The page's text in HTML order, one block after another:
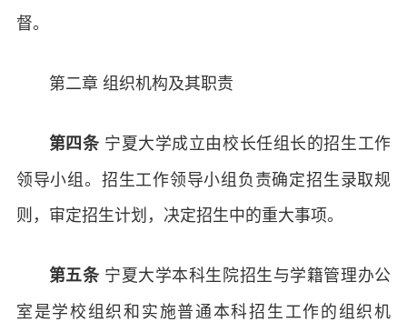
督。
第二章 组织机构及其职责
第四条 宁夏大学成立由校长任组长的招生工作
领导小组。招生工作领导小组负责确定招生录取规
则，审定招生计划，决定招生中的重大事项。
第五条 宁夏大学本科生院招生与学籍管理办公
室是学校组织和实施普通本科招生工作的组织机